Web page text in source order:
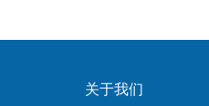
关于我们